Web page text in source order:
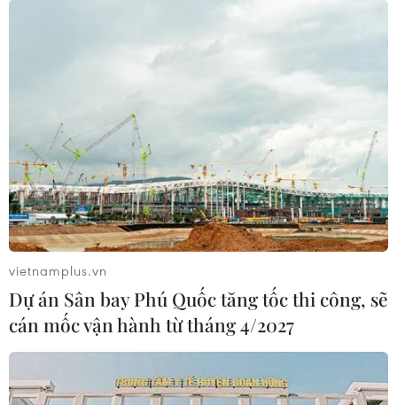
vietnamplus.vn
Dự án Sân bay Phú Quốc tăng tốc thi công, sẽ
cán mốc vận hành từ tháng 4/2027